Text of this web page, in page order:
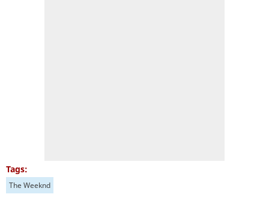
Tags:
The Weeknd